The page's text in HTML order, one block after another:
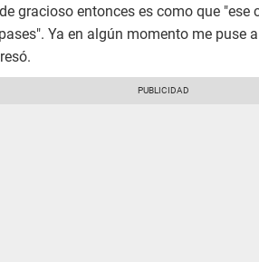
gracioso entonces es como que "ese
Ya en algún momento me puse